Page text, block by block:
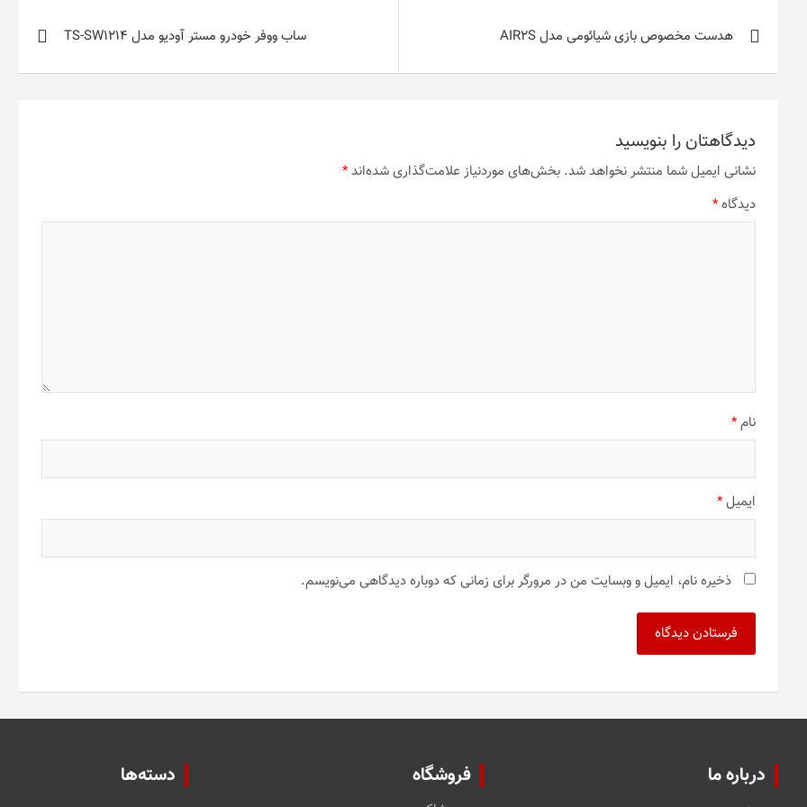
راهبری
نوشتههدست مخصوص بازی شیائومی مدل AIR2S ساب ووفر خودرو مستر آودیو مدل TS-SW1214
دیدگاهتان را بنویسید
نشانی ایمیل شما منتشر نخواهد شد. بخش‌های موردنیاز علامت‌گذاری شده‌اند*
دیدگاه*
نام*
ایمیل*
ذخیره نام، ایمیل و وبسایت من در مرورگر برای زمانی که دوباره دیدگاهی می‌نویسم.
درباره ما فروشگاه دسته‌ها